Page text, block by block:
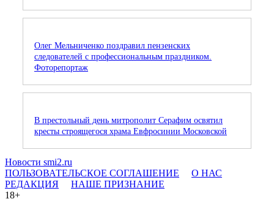
Олег Мельниченко поздравил пензенских
следователей с профессиональным праздником.
Фоторепортаж
В престольный день митрополит Серафим освятил
кресты строящегося храма Евфросинии Московской
Новости smi2.ru
ПОЛЬЗОВАТЕЛЬСКОЕ СОГЛАШЕНИЕ
О НАС
РЕДАКЦИЯ
НАШЕ ПРИЗНАНИЕ
18+